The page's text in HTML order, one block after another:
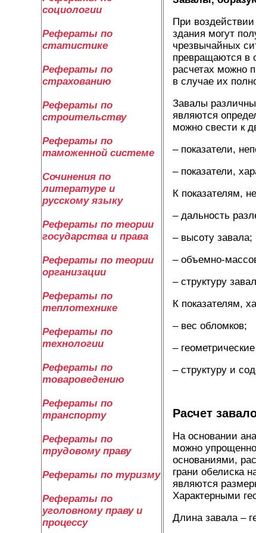
социологии
Рефераты по
статистике
Рефераты по
страхованию
Рефераты по
строительству
Рефераты по
таможенной системе
Сочинения по
литературе и
русскому языку
Рефераты по теории
государства и права
Рефераты по теории
организации
Рефераты по
теплотехнике
Рефераты по
технологии
Рефераты по
товароведению
Рефераты по
транспорту
Рефераты по
трудовому праву
Рефераты по туризму
Рефераты по
уголовному праву и
процессу
При
здания могут
чрезвычайных
превращаются в
расчетах можно
в случае их
Завалы
являются
можно свести к
– показатели,
– показатели,
К показателям,
– дальность
– высоту завала;
– объемно-
– структуру
К показателям,
– вес обломков;
–
– структуру и
Расчет
На основании
можно
основаниями,
грани обелиска
являются
Характерными
Длина завала –